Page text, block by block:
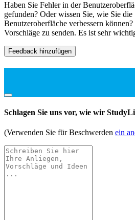
Haben Sie Fehler in der
gefunden? Oder wissen Sie, wie Sie
Benutzeroberfläche verbessern
Vorschläge zu senden. Es ist sehr
Feedback hinzufügen
Schlagen Sie uns vor, wie wir
(Verwenden Sie für Beschwerden ein